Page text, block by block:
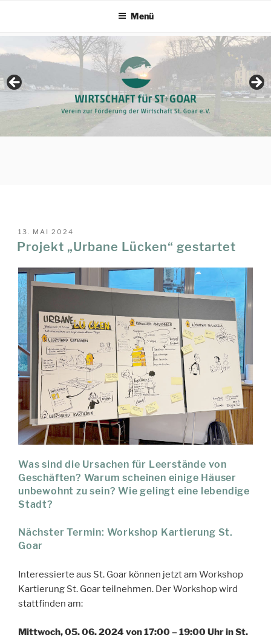
springen
Menü
VERÖFFENTLICHT
AM
13. MAI 2024
Projekt „Urbane Lücken“ gestartet
Was sind die Ursachen für Leerstände von
Geschäften? Warum scheinen einige Häuser
unbewohnt zu sein? Wie gelingt eine lebendige
Stadt?
Nächster Termin: Workshop Kartierung St.
Goar
Interessierte aus St. Goar können jetzt am Workshop
Kartierung St. Goar teilnehmen. Der Workshop wird
stattfinden am:
Mittwoch, 05. 06. 2024 von 17:00 – 19:00 Uhr in St.